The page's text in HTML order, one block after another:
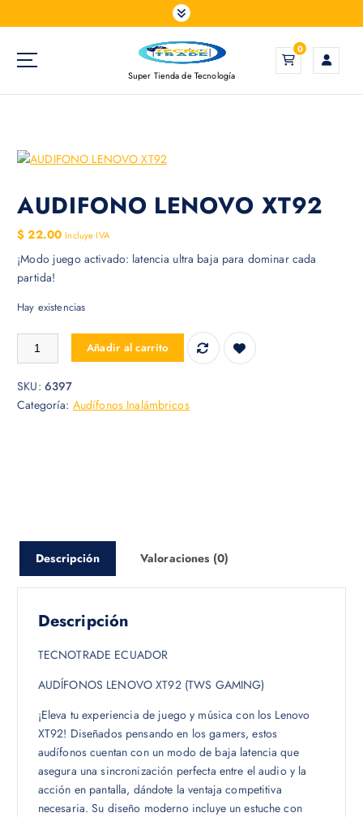
a
Super Tienda de Tecnología
0
AUDIFONO LENOVO XT92
$ 22.00 Incluye IVA
¡Modo juego activado: latencia ultra baja para dominar cada
partida!
Hay existencias
AUDIFONO LENOVO XT92 cantidad
Añadir al carrito
SKU: 6397
Categoría: Audífonos Inalámbricos
Descripción Valoraciones (0)
Descripción
TECNOTRADE ECUADOR
AUDÍFONOS LENOVO XT92 (TWS GAMING)
¡Eleva tu experiencia de juego y música con los Lenovo
XT92! Diseñados pensando en los gamers, estos
audífonos cuentan con un modo de baja latencia que
asegura una sincronización perfecta entre el audio y la
acción en pantalla, dándote la ventaja competitiva
necesaria. Su diseño moderno incluye un estuche con